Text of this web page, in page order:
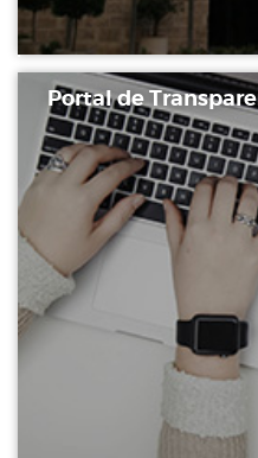
Portal de